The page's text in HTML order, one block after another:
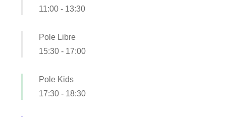
11:00 - 13:30
Pole Libre
15:30 - 17:00
Pole Kids
17:30 - 18:30